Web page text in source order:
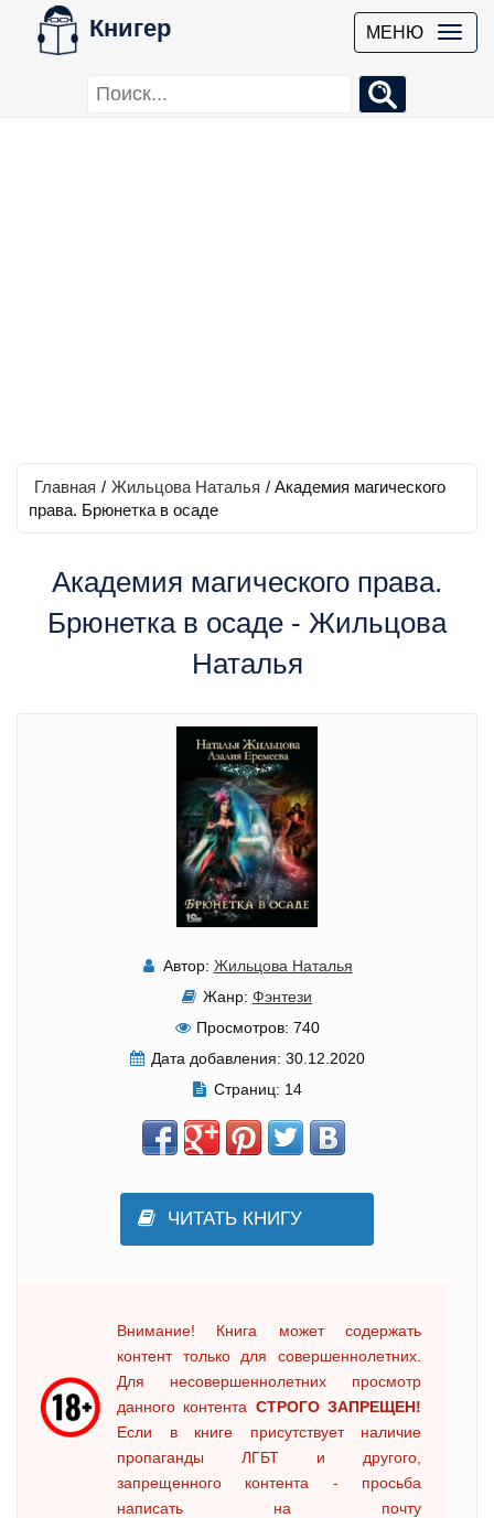
Книгер МЕНЮ
Главная / Жильцова Наталья / Академия магического
права. Брюнетка в осаде
Академия магического права.
Брюнетка в осаде - Жильцова
Наталья
Автор: Жильцова Наталья
Жанр: Фэнтези
Просмотров: 740
Дата добавления: 30.12.2020
Страниц: 14
ЧИТАТЬ КНИГУ
Внимание! Книга может содержать
контент только для совершеннолетних.
Для несовершеннолетних просмотр
данного контента СТРОГО ЗАПРЕЩЕН!
Если в книге присутствует наличие
пропаганды ЛГБТ и другого,
запрещенного контента - просьба
написать на почту